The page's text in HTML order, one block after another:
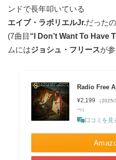
ンドで長年叩いている
エイブ・ラボリエルJr.だった
(7曲目 “I Don’t Want To Have
ムにはジョシュ・フリースが
Radio Free
¥2,199
（
べ）
口コミを見